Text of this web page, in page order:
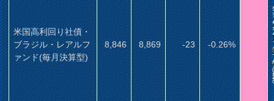
米国高利回り社債・
ブラジル・レアルフ
ァンド(毎月決算型)
8,846 8,869 -23 -0.26%